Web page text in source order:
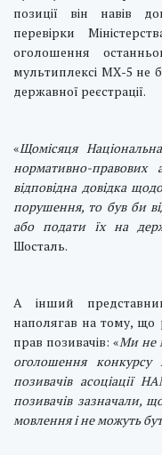
позиції він навів
перевірки
оголошення
мультиплексі МХ-5 не
державної реєстрації.
«Щомісяця
нормативно-правових
відповідна довідка
порушення, то був би
або подати їх на
Шосталь.
А інший
наполягав на тому, що
прав позивачів: «Ми не
оголошення конкурсу
позивачів асоціації
позивачів зазначали,
мовлення і не можуть